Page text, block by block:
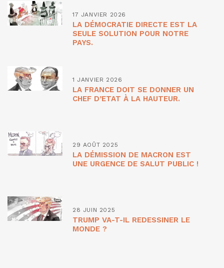
17 JANVIER 2026
LA DÉMOCRATIE DIRECTE EST LA
SEULE SOLUTION POUR NOTRE
PAYS.
1 JANVIER 2026
LA FRANCE DOIT SE DONNER UN
CHEF D’ETAT À LA HAUTEUR.
29 AOÛT 2025
LA DÉMISSION DE MACRON EST
UNE URGENCE DE SALUT PUBLIC !
28 JUIN 2025
TRUMP VA-T-IL REDESSINER LE
MONDE ?